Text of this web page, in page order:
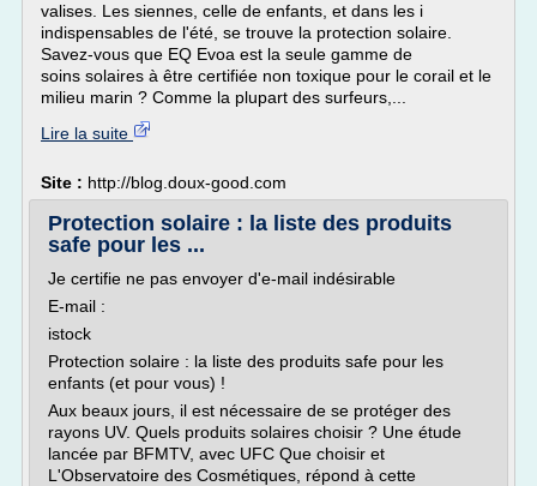
valises. Les siennes, celle de enfants, et dans les i
indispensables de l'été, se trouve la protection solaire.
Savez-vous que EQ Evoa est la seule gamme de
soins solaires à être certifiée non toxique pour le corail et le
milieu marin ? Comme la plupart des surfeurs,...
Lire la suite
Site : http://blog.doux-good.com
Protection solaire : la liste des produits
safe pour les ...
Je certifie ne pas envoyer d'e-mail indésirable
E-mail :
istock
Protection solaire : la liste des produits safe pour les
enfants (et pour vous) !
Aux beaux jours, il est nécessaire de se protéger des
rayons UV. Quels produits solaires choisir ? Une étude
lancée par BFMTV, avec UFC Que choisir et
L'Observatoire des Cosmétiques, répond à cette